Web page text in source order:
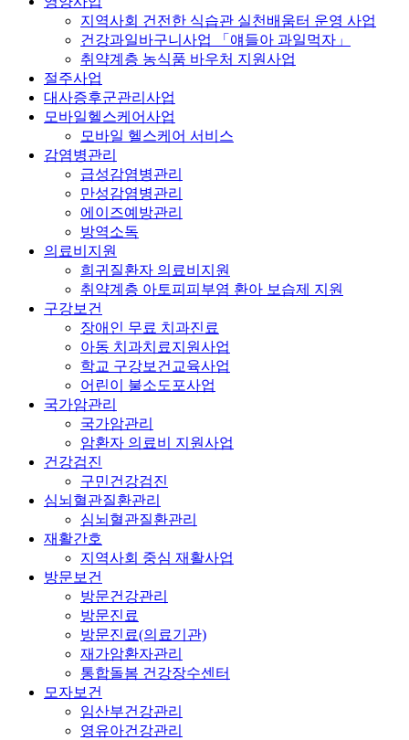
지역사회 건전한 식습관 실천배움터 운영 사업
건강과일바구니사업 「얘들아 과일먹자」
취약계층 농식품 바우처 지원사업
절주사업
대사증후군관리사업
모바일헬스케어사업
모바일 헬스케어 서비스
감염병관리
급성감염병관리
만성감염병관리
에이즈예방관리
방역소독
의료비지원
희귀질환자 의료비지원
취약계층 아토피피부염 환아 보습제 지원
구강보건
장애인 무료 치과진료
아동 치과치료지원사업
학교 구강보건교육사업
어린이 불소도포사업
국가암관리
국가암관리
암환자 의료비 지원사업
건강검진
구민건강검진
심뇌혈관질환관리
심뇌혈관질환관리
재활간호
지역사회 중심 재활사업
방문보건
방문건강관리
방문진료
방문진료(의료기관)
재가암환자관리
통합돌봄 건강장수센터
모자보건
임산부건강관리
영유아건강관리